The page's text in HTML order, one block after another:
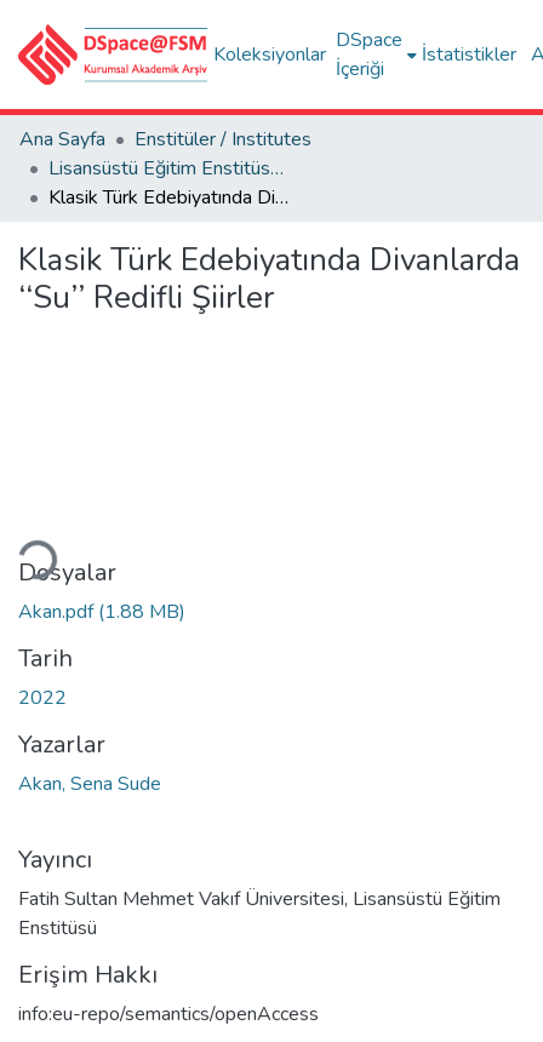
Koleksiyonlar
DSpace
İçeriği
İstatistikler
Ana Sayfa
Enstitüler / Institutes
Lisansüstü Eğitim Enstitüsü Tez Koleksiyonu
Klasik Türk Edebiyatında Divanlarda ‘‘Su’’ Redifli Şiirler
Klasik Türk Edebiyatında Divanlarda
‘‘Su’’ Redifli Şiirler
Dosyalar
Akan.pdf(1.88 MB)
Tarih
2022
Yazarlar
Akan, Sena Sude
Yayıncı
Fatih Sultan Mehmet Vakıf Üniversitesi, Lisansüstü Eğitim
Enstitüsü
Erişim Hakkı
info:eu-repo/semantics/openAccess